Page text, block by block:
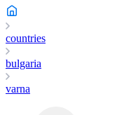
countries
bulgaria
varna